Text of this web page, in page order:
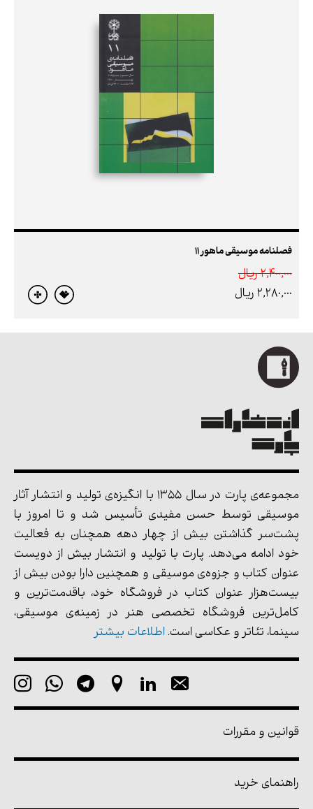
فصلنامه موسیقی ماهور 11
2,400,000 ريال
2,280,000 ريال
مجموعه‌ی پارت در سال 1355 با انگیزه‌ی تولید و انتشار آثار
موسیقی توسط حسن مفیدی تأسیس شد و تا امروز با
پشت‌سر گذاشتن بیش از چهار دهه همچنان به فعالیت
خود ادامه می‌دهد. پارت با تولید و انتشار بیش از دویست
عنوان کتاب و جزوه‌ی موسیقی و همچنین دارا بودن بیش از
بیست‌هزار عنوان کتاب در فروشگاه خود، باقدمت‌ترین و
کامل‌ترین فروشگاه تخصصی هنر در زمینه‌ی موسیقی،
سینما، تئاتر و عکاسی است. اطلاعات بیشتر
قوانین و مقررات
راهنمای خرید